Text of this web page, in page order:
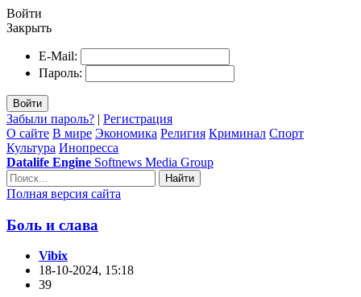
Войти
Закрыть
E-Mail:
Пароль:
Войти
Забыли пароль? | Регистрация
О сайте В мире Экономика Религия Криминал Спорт
Культура Инопресса
Datalife Engine Softnews Media Group
Найти
Полная версия сайта
Боль и слава
Vibix
18-10-2024, 15:18
39